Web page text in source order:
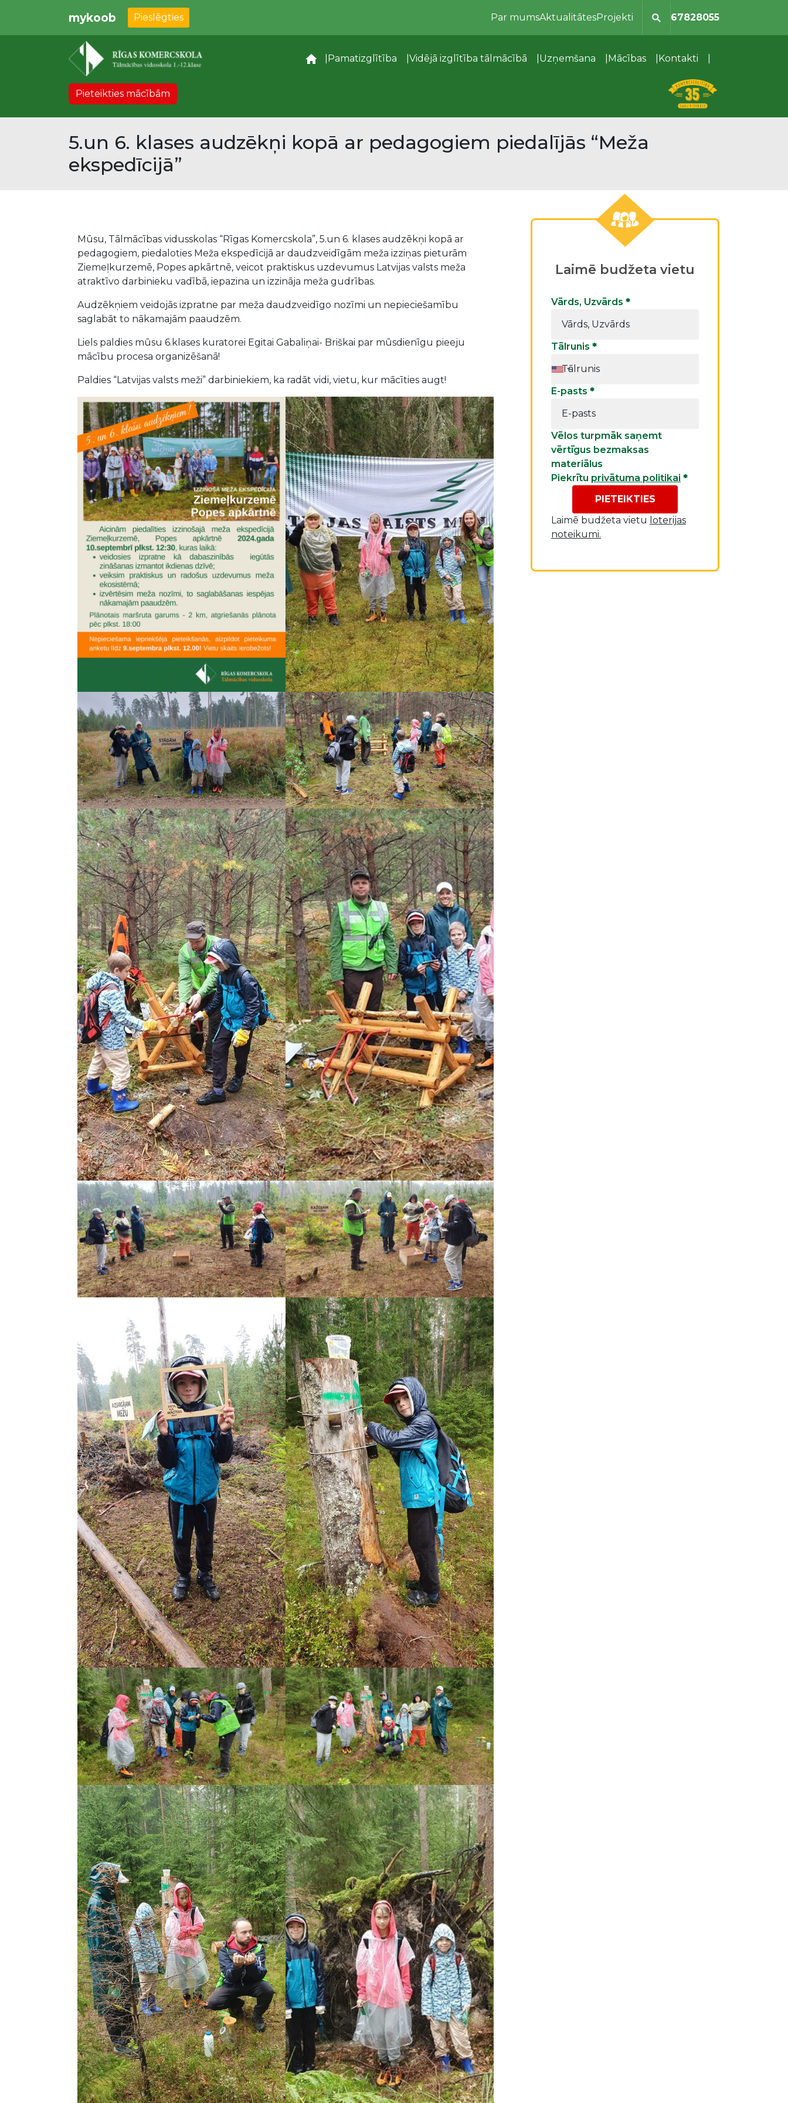
mykoob Pieslēgties Par mumsAktualitātesProjekti 67828055
– Pamatizglītība Vidējā izglītība tālmācībā Uzņemšana Mācības Kontakti
Pieteikties mācībām
5.un 6. klases audzēkņi kopā ar pedagogiem piedalījās “Meža
ekspedīcijā”
Mūsu, Tālmācības vidusskolas “Rīgas Komercskola”, 5.un 6. klases audzēkņi kopā ar
pedagogiem, piedaloties Meža ekspedīcijā ar daudzveidīgām meža izziņas pieturām
Ziemeļkurzemē, Popes apkārtnē, veicot praktiskus uzdevumus Latvijas valsts meža
atraktīvo darbinieku vadībā, iepazina un izzināja meža gudrības.
Audzēkņiem veidojās izpratne par meža daudzveidīgo nozīmi un nepieciešamību
saglabāt to nākamajām paaudzēm.
Liels paldies mūsu 6.klases kuratorei Egitai Gabaliņai- Briškai par mūsdienīgu pieeju
mācību procesa organizēšanā!
Paldies “Latvijas valsts meži” darbiniekiem, ka radāt vidi, vietu, kur mācīties augt!
Laimē budžeta vietu
Vārds, Uzvārds *
Tālrunis *
E-pasts *
Vēlos turpmāk saņemt
vērtīgus bezmaksas
materiālus
Piekrītu privātuma politikai *
PIETEIKTIES
Laimē budžeta vietu loterijas
noteikumi.